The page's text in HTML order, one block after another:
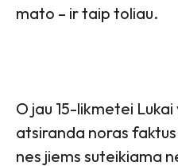
mato – ir taip toliau.
O jau 15-likmetei
atsiranda noras
nes jiems suteikiama